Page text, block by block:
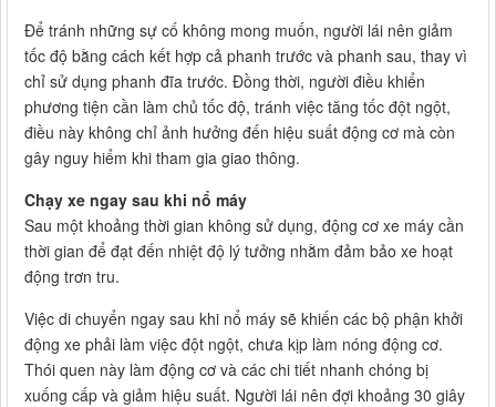
Để tránh những sự cố không mong muốn, người lái nên giảm
tốc độ bằng cách kết hợp cả phanh trước và phanh sau, thay vì
chỉ sử dụng phanh đĩa trước. Đồng thời, người điều khiển
phương tiện cần làm chủ tốc độ, tránh việc tăng tốc đột ngột,
điều này không chỉ ảnh hưởng đến hiệu suất động cơ mà còn
gây nguy hiểm khi tham gia giao thông.
Chạy xe ngay sau khi nổ máy
Sau một khoảng thời gian không sử dụng, động cơ xe máy cần
thời gian để đạt đến nhiệt độ lý tưởng nhằm đảm bảo xe hoạt
động trơn tru.
Việc di chuyển ngay sau khi nổ máy sẽ khiến các bộ phận khởi
động xe phải làm việc đột ngột, chưa kịp làm nóng động cơ.
Thói quen này làm động cơ và các chi tiết nhanh chóng bị
xuống cấp và giảm hiệu suất. Người lái nên đợi khoảng 30 giây